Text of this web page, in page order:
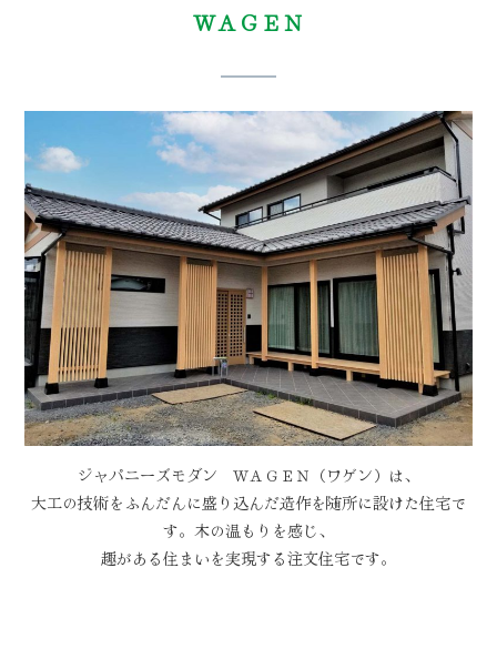
ＷＡＧＥＮ
ジャパニーズモダン ＷＡＧＥＮ（ワゲン）は、
大工の技術をふんだんに盛り込んだ造作を随所に設けた住宅で
す。木の温もりを感じ、
趣がある住まいを実現する注文住宅です。